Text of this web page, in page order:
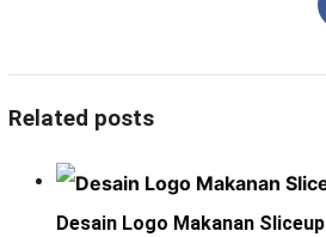
Related posts
Desain Logo Makanan Sliceup